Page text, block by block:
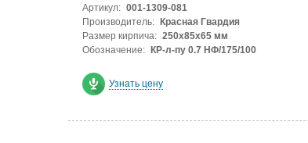
Артикул: 001-1309-081
Производитель:
Красная Гвардия
Размер кирпича: 250х85х65 мм
Обозначение:
КР-л-пу 0.7 НФ/175/100
Узнать цену